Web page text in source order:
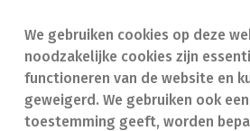
We gebruiken cookies op deze
noodzakelijke cookies zijn
functioneren van de website en
geweigerd. We gebruiken ook
toestemming geeft, worden
Vind een apotheek
Onze expertise
Ziekten
In